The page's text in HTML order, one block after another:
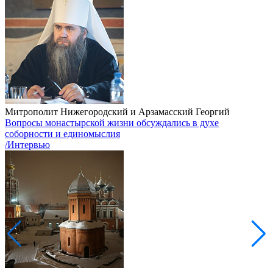
Митрополит Нижегородский и Арзамасский Георгий
Вопросы монастырской жизни обсуждались в духе
соборности и единомыслия
/Интервью